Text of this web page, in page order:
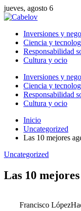
jueves, agosto 6
Inversiones y
Ciencia y
Responsabilidad
Cultura y ocio
Inversiones y
Ciencia y
Responsabilidad
Cultura y ocio
Inicio
Uncategorized
Las 10 mejores
Uncategorized
Las 10
Francisco López